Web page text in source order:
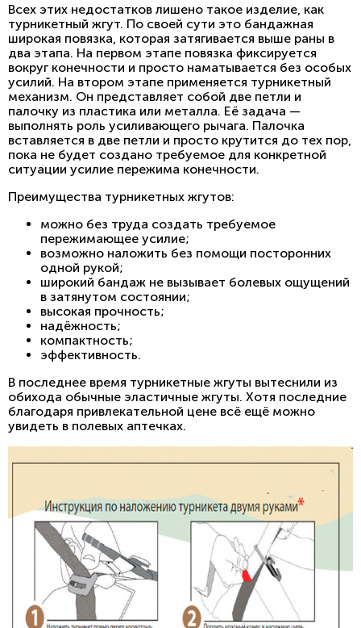
Всех этих недостатков лишено такое изделие, как
турникетный жгут. По своей сути это бандажная
широкая повязка, которая затягивается выше раны в
два этапа. На первом этапе повязка фиксируется
вокруг конечности и просто наматывается без особых
усилий. На втором этапе применяется турникетный
механизм. Он представляет собой две петли и
палочку из пластика или металла. Её задача —
выполнять роль усиливающего рычага. Палочка
вставляется в две петли и просто крутится до тех пор,
пока не будет создано требуемое для конкретной
ситуации усилие пережима конечности.
Преимущества турникетных жгутов:
можно без труда создать требуемое
пережимающее усилие;
возможно наложить без помощи посторонних
одной рукой;
широкий бандаж не вызывает болевых ощущений
в затянутом состоянии;
высокая прочность;
надёжность;
компактность;
эффективность.
В последнее время турникетные жгуты вытеснили из
обихода обычные эластичные жгуты. Хотя последние
благодаря привлекательной цене всё ещё можно
увидеть в полевых аптечках.